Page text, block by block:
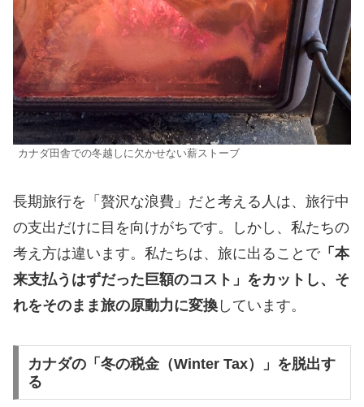
カナダ田舎での冬越しに欠かせない薪ストーブ
長期旅行を「贅沢な浪費」だと考える人は、旅行中
の支出だけに目を向けがちです。しかし、私たちの
考え方は違います。私たちは、旅に出ることで「本
来支払うはずだった巨額のコスト」をカットし、そ
れをそのまま旅の原動力に変換 しています。
カナダの「冬の税金（Winter Tax）」を脱出す
る